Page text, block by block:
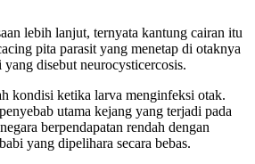
lebih lanjut, ternyata kantung cairan itu
pita parasit yang menetap di otaknya
disebut neurocysticercosis.
kondisi ketika larva menginfeksi otak.
utama kejang yang terjadi pada
berpendapatan rendah dengan
yang dipelihara secara bebas.